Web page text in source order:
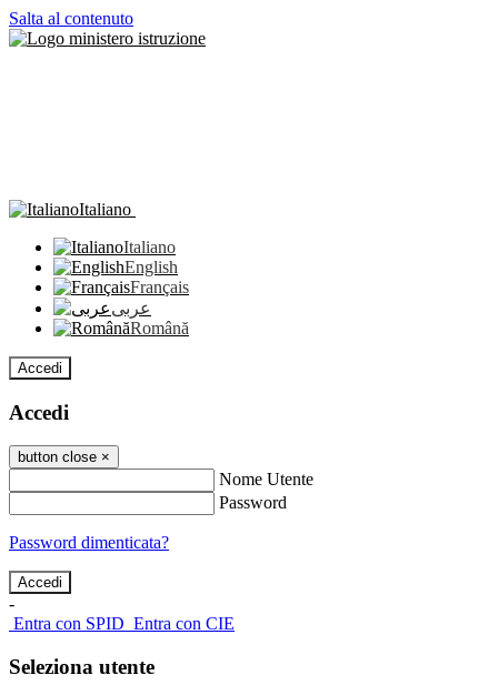
Salta al contenuto
Italiano
Italiano
English
Français
عربى
Română
Accedi
Accedi
button close ×
Nome Utente
Password
Password dimenticata?
-
Entra con SPID Entra con CIE
Seleziona utente